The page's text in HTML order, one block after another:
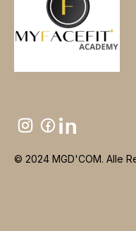
© 2024 MGD'COM. Alle